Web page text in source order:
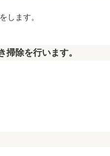
します。
除を行います。